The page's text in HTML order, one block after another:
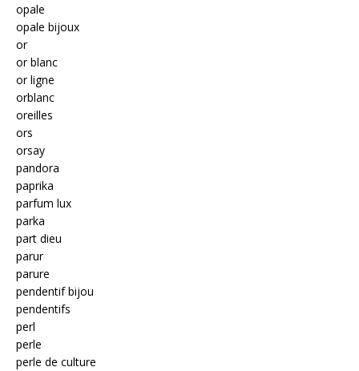
opale
opale bijoux
or
or blanc
or ligne
orblanc
oreilles
ors
orsay
pandora
paprika
parfum lux
parka
part dieu
parur
parure
pendentif bijou
pendentifs
perl
perle
perle de culture